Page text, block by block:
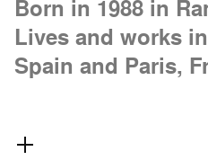
Born in 1988 in
Lives and works
Spain and Paris,